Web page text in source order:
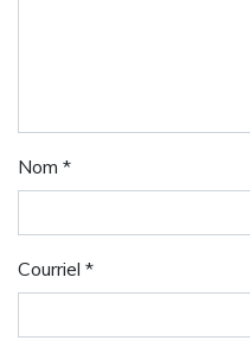
Nom *
Courriel *